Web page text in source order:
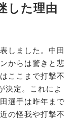
した理由
しました。中田
からは驚きと悲
ここまで打撃不
決定。これによ
選手は昨年まで
の怪我や打撃不